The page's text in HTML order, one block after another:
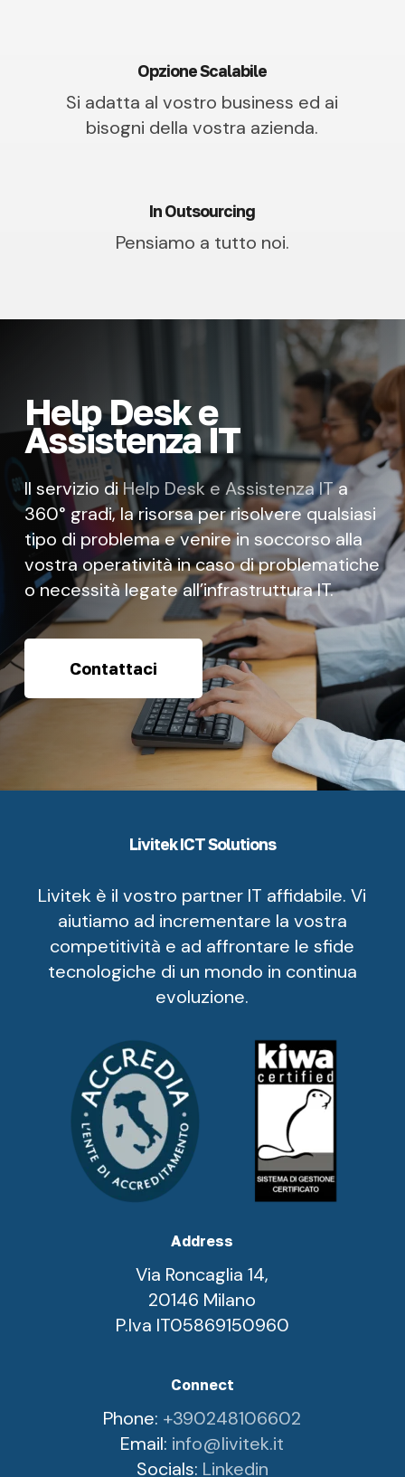
Opzione Scalabile
Si adatta al vostro business ed ai
bisogni della vostra azienda.
In Outsourcing
Pensiamo a tutto noi.
Help Desk e
Assistenza IT
Il servizio diHelp Desk e Assistenza ITa
360° gradi, la risorsa per risolvere qualsiasi
tipo di problema e venire in soccorso alla
vostra operatività in caso di problematiche
o necessità legate all’infrastruttura IT.
Contattaci
Livitek ICT Solutions
Livitek è il vostro partner IT affidabile. Vi
aiutiamo ad incrementare la vostra
competitività e ad affrontare le sfide
tecnologiche di un mondo in continua
evoluzione.
Address
Via Roncaglia 14,
20146 Milano
P.Iva IT05869150960
Connect
Phone: +390248106602
Email: info@livitek.it
Socials: Linkedin